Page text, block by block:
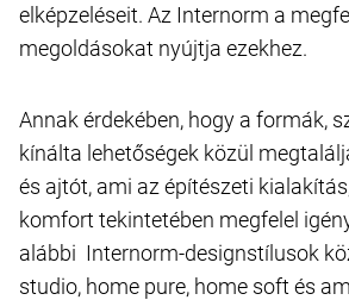
elképzeléseit. Az Internorm a
megoldásokat nyújtja ezekhez.
Annak érdekében, hogy a formák,
kínálta lehetőségek közül
és ajtót, ami az építészeti
komfort tekintetében megfelel
alábbi Internorm-designstílusok
studio, home pure, home soft és